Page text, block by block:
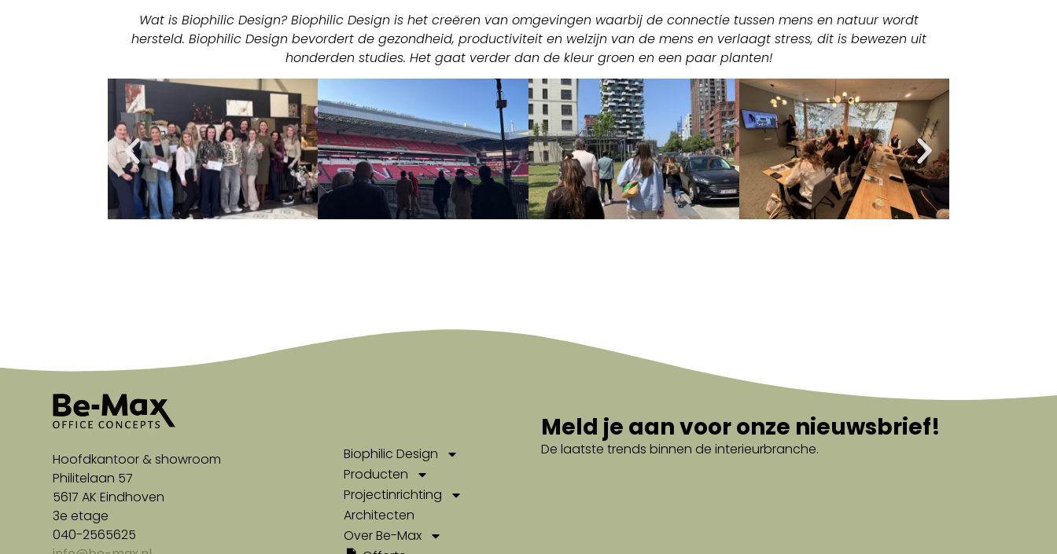
Wat is Biophilic Design? Biophilic Design is het creëren van omgevingen waarbij de connectie tussen mens en natuur wordt
hersteld. Biophilic Design bevordert de gezondheid, productiviteit en welzijn van de mens en verlaagt stress, dit is bewezen uit
honderden studies. Het gaat verder dan de kleur groen en een paar planten!
“Een inspirerende presentatie waar je
Hoofdkantoor & showroom
Philitelaan 57
5617 AK Eindhoven
3e etage
040-2565625
Biophilic Design
Producten
Projectinrichting
Architecten
Over Be-Max
Meld je aan voor onze nieuwsbrief!
De laatste trends binnen de interieurbranche.